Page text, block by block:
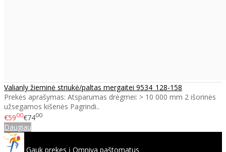
Valianly žieminė striukė/paltas mergaitei 9534_128-158
Prekės aprašymas: Atsparumas drėgmei: > 10 000 mm 2 išorinės
užsegamos kišenės Pagrindi..
€5900€7400
Daugiau
Gauk prekes į Omniva paštomatus